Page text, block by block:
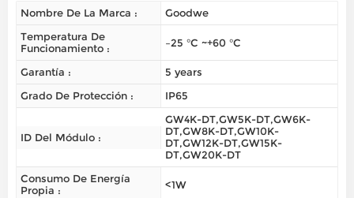
Nombre De La Marca :
Goodwe
Temperatura De
Funcionamiento :
–25 °C ~+60 °C
Garantía :
5 years
Grado De Protección :
IP65
ID Del Módulo :
GW4K-DT,GW5K-DT,GW6K-
DT,GW8K-DT,GW10K-
DT,GW12K-DT,GW15K-
DT,GW20K-DT
Consumo De Energía
Propia :
<1W